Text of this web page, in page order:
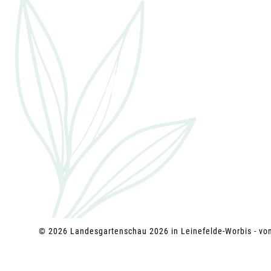
g
a
t
i
o
© 2026 Landesgartenschau 2026 in Leinefelde-Worbis - von